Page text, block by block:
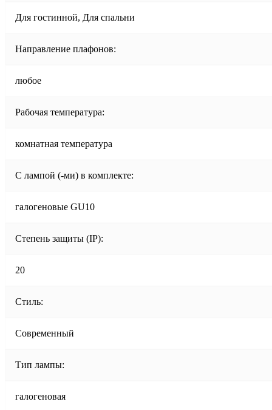
Для гостинной, Для спальни
Направление плафонов:
любое
Рабочая температура:
комнатная температура
С лампой (-ми) в комплекте:
галогеновые GU10
Степень защиты (IP):
20
Стиль:
Современный
Тип лампы:
галогеновая